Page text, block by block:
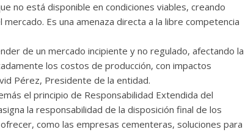
no está disponible en condiciones viables, creando
Es una amenaza directa a la libre competencia
de un mercado incipiente y no regulado, afectando la
los costos de producción, con impactos
Pérez, Presidente de la entidad.
el principio de Responsabilidad Extendida del
la responsabilidad de la disposición final de los
como las empresas cementeras, soluciones para